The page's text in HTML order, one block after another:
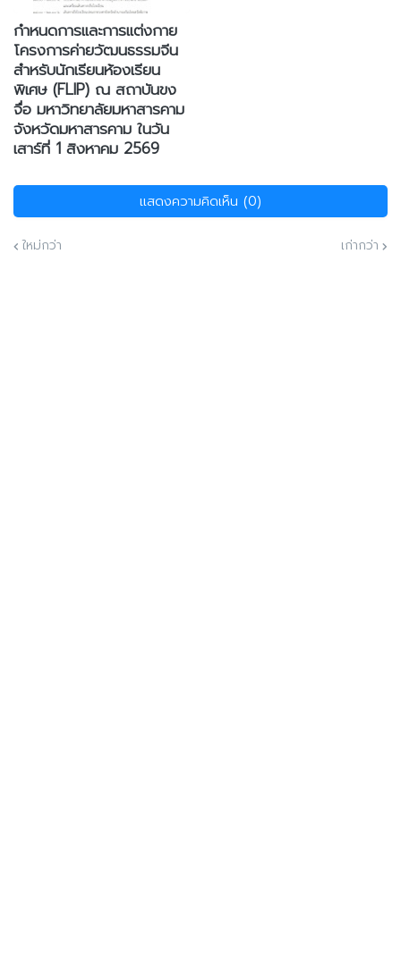
กำหนดการและการแต่งกาย
โครงการค่ายวัฒนธรรมจีน
สำหรับนักเรียนห้องเรียน
พิเศษ (FLIP) ณ สถาบันขง
จื่อ มหาวิทยาลัยมหาสารคาม
จังหวัดมหาสารคาม ในวัน
เสาร์ที่ 1 สิงหาคม 2569
แสดงความคิดเห็น (0)
ใหม่กว่า เก่ากว่า